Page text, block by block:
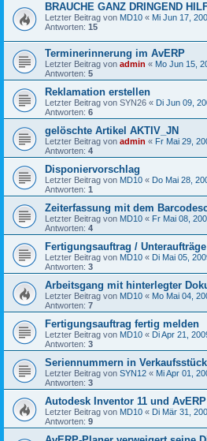
BRAUCHE GANZ DRINGEND
Letzter Beitrag von MD10 « Mi Jun 17,
Antworten: 15
Terminerinnerung im AvERP
Letzter Beitrag von admin « Mo Jun 15,
Antworten: 5
Reklamation erstellen
Letzter Beitrag von SYN26 « Di Jun 09,
Antworten: 6
gelöschte Artikel AKTIV_JN
Letzter Beitrag von admin « Fr Mai 29,
Antworten: 4
Disponiervorschlag
Letzter Beitrag von MD10 « Do Mai 28,
Antworten: 1
Zeiterfassung mit dem
Letzter Beitrag von MD10 « Fr Mai 08,
Antworten: 4
Fertigungsauftrag / Unteraufträge
Letzter Beitrag von MD10 « Di Mai 05,
Antworten: 3
Arbeitsgang mit hinterlegter
Letzter Beitrag von MD10 « Mo Mai 04,
Antworten: 7
Fertigungsauftrag fertig melden
Letzter Beitrag von MD10 « Di Apr 21,
Antworten: 3
Seriennummern in
Letzter Beitrag von SYN12 « Mi Apr 01,
Antworten: 3
Autodesk Inventor 11 und AvERP
Letzter Beitrag von MD10 « Di Mär 31,
Antworten: 9